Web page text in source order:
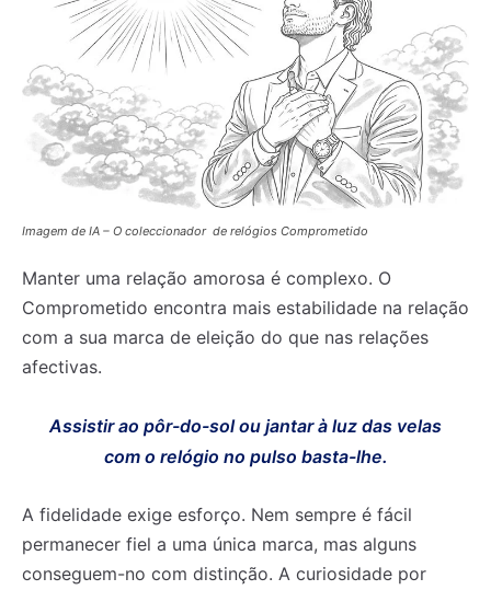
Imagem de IA – O coleccionador de relógios Comprometido
Manter uma relação amorosa é complexo. O
Comprometido encontra mais estabilidade na relação
com a sua marca de eleição do que nas relações
afectivas.
Assistir ao pôr-do-sol ou jantar à luz das velas
com o relógio no pulso basta-lhe.
A fidelidade exige esforço. Nem sempre é fácil
permanecer fiel a uma única marca, mas alguns
conseguem-no com distinção. A curiosidade por